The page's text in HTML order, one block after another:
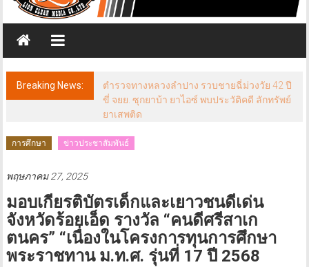
วส์
ฟรี
แลน
เซอร์
Breaking News:
ตำรวจทางหลวงลำปาง รวบชายฉี่ม่วงวัย 42 ปี
ขี่ จยย. ซุกยาบ้า ยาไอซ์ พบประวัติคดี ลักทรัพย์
ยาเสพติด
การศึกษา ข่าวประชาสัมพันธ์
พฤษภาคม 27, 2025
มอบเกียรติบัตรเด็กและเยาวชนดีเด่น
จังหวัดร้อยเอ็ด รางวัล “คนดีศรีสาเก
ตนคร” “เนื่องในโครงการทุนการศึกษา
พระราชทาน ม.ท.ศ. รุ่นที่ 17 ปี 2568